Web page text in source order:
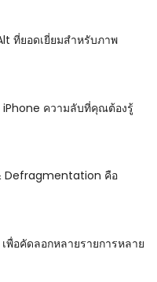
ที่ยอดเยี่ยมสำหรับภาพ
iPhone ความลับที่คุณต้องรู้
Defragmentation คือ
พื่อคัดลอกหลายรายการหลาย